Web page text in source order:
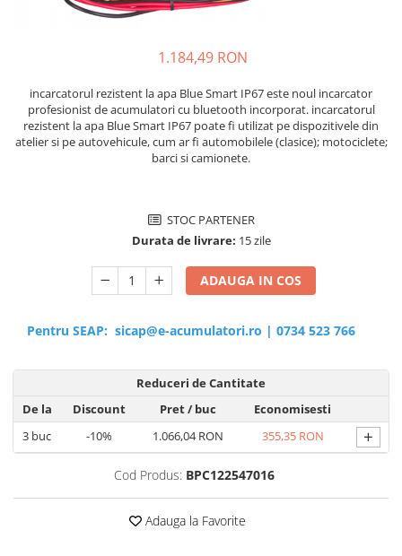
Redresoare, incarcatoare si testere
stationare
1.184,49 RON
incarcatorul rezistent la apa Blue Smart IP67 este noul incarcator
profesionist de acumulatori cu bluetooth incorporat. incarcatorul
rezistent la apa Blue Smart IP67 poate fi utilizat pe dispozitivele din
atelier si pe autovehicule, cum ar fi automobilele (clasice); motociclete;
barci si camionete.
STOC PARTENER
Durata de livrare: 15 zile
ADAUGA IN COS
Pentru SEAP: sicap@e-acumulatori.ro | 0734 523 766
Reduceri de Cantitate
De la
Discount Pret/ buc
Economisesti
3 buc -10% 1.066,04 RON 355,35 RON +
Cod Produs: BPC122547016
Adauga la Favorite